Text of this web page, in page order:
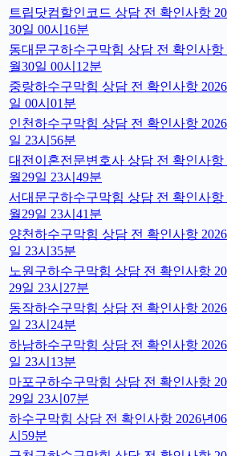
트립닷컴할인코드 상담 전 확인사항
30일 00시16분
동대문구하수구막힘 상담 전 확인사항
월30일 00시12분
중랑하수구막힘 상담 전 확인사항
일 00시01분
인천하수구막힘 상담 전 확인사항
일 23시56분
대전이혼전문변호사 상담 전 확인사항
월29일 23시49분
서대문구하수구막힘 상담 전 확인사항
월29일 23시41분
양천하수구막힘 상담 전 확인사항
일 23시35분
노원구하수구막힘 상담 전 확인사항
29일 23시27분
동작하수구막힘 상담 전 확인사항
일 23시24분
하남하수구막힘 상담 전 확인사항
일 23시13분
마포구하수구막힘 상담 전 확인사항
29일 23시07분
하수구막힘 상담 전 확인사항 2026년
시59분